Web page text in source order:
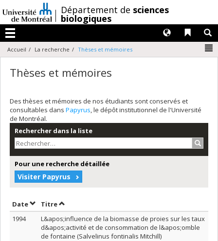
au
contenu
/Département de sciences
biologiques
Menu
Liens
Langues
Accueil La recherche Thèses et mémoires
Thèses et mémoires
Des thèses et mémoires de nos étudiants sont conservés et
consultables dans Papyrus, le dépôt institutionnel de l'Université
de Montréal.
Rechercher dans la liste
Pour une recherche détaillée
Visiter Papyrus
DateTrier par date en ordre décroissant
TitreTrier par titre en ordre décroissant
1994
L&apos;influence de la biomasse de proies sur les taux
d&apos;activité et de consommation de l&apos;omble
de fontaine (Salvelinus fontinalis Mitchill)